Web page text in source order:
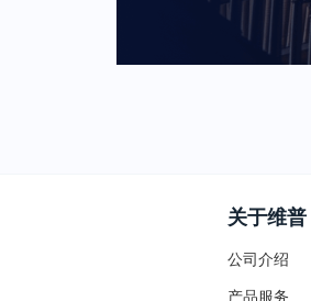
关于维普
公司介绍
产品服务